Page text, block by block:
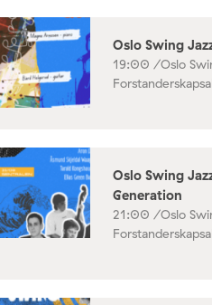
Oslo Swing
19:00 /Oslo
Oslo Swing
Generation
21:00 /Oslo